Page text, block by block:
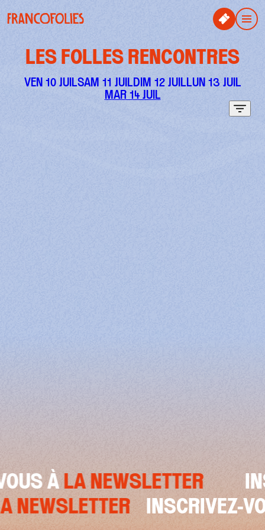
LES FOLLES RENCONTRES
VEN 10 JUILSAM 11 JUILDIM 12 JUILLUN 13 JUIL
MAR 14 JUIL
ÀLA NEWSLETTER
LA NEWSLETTER
INSCRIVEZ-